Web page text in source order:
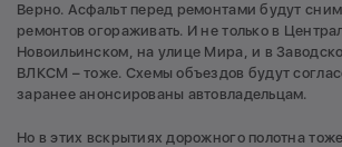
Верно. Асфальт перед ремонтами будут
ремонтов огораживать. И не только в
Новоильинском, на улице Мира, и в
ВЛКСМ – тоже. Схемы объездов будут
заранее анонсированы автовладельцам.
Но в этих вскрытиях дорожного полотна